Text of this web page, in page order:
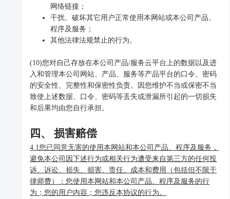
网络链接；
干扰、破坏其它用户正常使用本网站或本公司产品、
程序及服务；
其他法律法规禁止的行为。
(10)您对自己存放在本公司产品/服务云平台上的数据以及进
入和管理本公司网站、产品、服务等产品平台的口令、密码
的安全性、完整性和保密性负责。因您维护不当或保密不当
致使上述数据、口令、密码等丢失或泄漏所引起的一切损失
和后果均由您自行承担。
四、 损害赔偿
4.1您已同意无害的使用本网站和本公司产品、程序及服务，
避免本公司因下述行为或相关行为遭受来自第三方的任何投
诉、诉讼、损失、损害、责任、成本和费用（包括但不限于
律师费）：您使用本网站和本公司产品、程序及服务的行
为；您的用户内容；您违反本协议的行为。